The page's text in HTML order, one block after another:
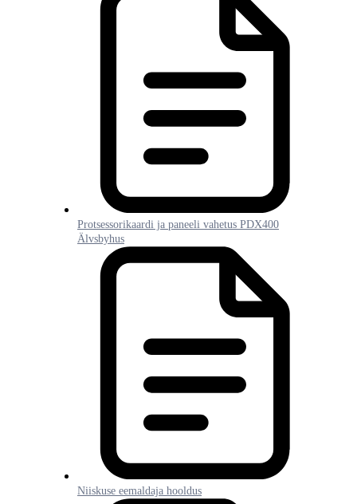
Protsessorikaardi ja paneeli vahetus PDX400
Älvsbyhus
Niiskuse eemaldaja hooldus